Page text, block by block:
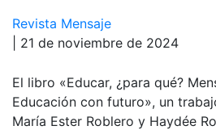
Revista Mensaje
| 21 de noviembre de 2024
El libro «Educar, ¿para qué?
Educación con futuro», un
María Ester Roblero y Haydée